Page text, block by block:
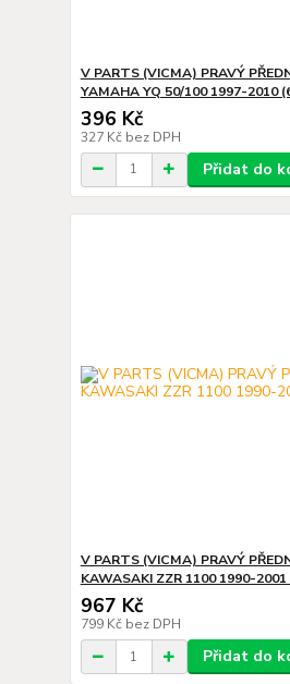
V PARTS (VICMA) PRAVÝ
YAMAHA YQ 50/100 1997-2010
396 Kč
327 Kč bez DPH
Přidat do
V PARTS (VICMA) PRAVÝ
KAWASAKI ZZR 1100 1990-2001
967 Kč
799 Kč bez DPH
Přidat do